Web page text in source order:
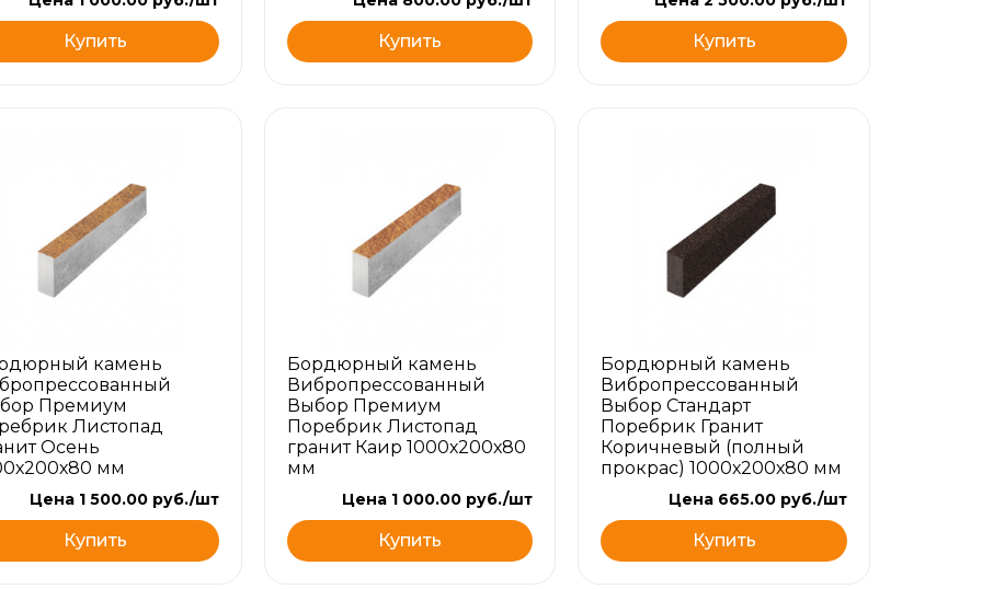
Купить Купить Купить
камень
Премиум
Листопад
Осень
мм
Цена 1 500.00 руб./шт
Купить
Бордюрный камень
Вибропрессованный
Выбор Премиум
Поребрик Листопад
гранит Каир 1000х200х80
мм
Цена 1 000.00 руб./шт
Купить
Бордюрный камень
Вибропрессованный
Выбор Стандарт
Поребрик Гранит
Коричневый (полный
прокрас) 1000х200х80 мм
Цена 665.00 руб./шт
Купить